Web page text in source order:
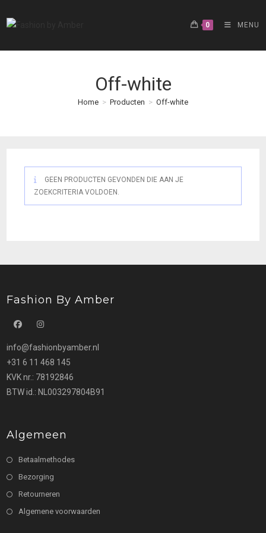
naar
0 MENU
Off-white
Home > Producten > Off-white
GEEN PRODUCTEN GEVONDEN DIE AAN JE
ZOEKCRITERIA VOLDOEN.
Fashion By Amber
in
een
nieuwe
tab
in
een
nieuwe
tab
info@fashionbyamber.nl
+31 6 11 468 145
KVK nr.: 78192846
BTW id.: NL003297804B91
Algemeen
Betaalmethodes
Bezorging
Retourneren
Algemene voorwaarden